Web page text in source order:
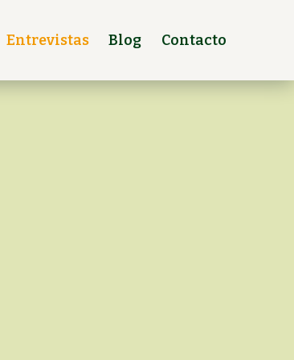
Entrevistas Blog Contacto